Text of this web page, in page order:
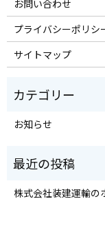
お問い合わせ
プライバシーポリシ
サイトマップ
お知らせ
株式会社装建運輸の